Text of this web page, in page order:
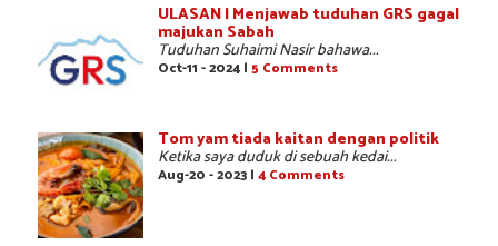
ULASAN | Menjawab tuduhan GRS gagal
majukan Sabah
Tuduhan Suhaimi Nasir bahawa...
Oct-11 - 2024 | 5 Comments
Tom yam tiada kaitan dengan politik
Ketika saya duduk di sebuah kedai...
Aug-20 - 2023 | 4 Comments